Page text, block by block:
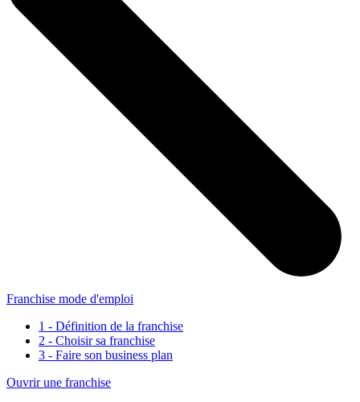
Franchise mode d'emploi
1 - Définition de la franchise
2 - Choisir sa franchise
3 - Faire son business plan
Ouvrir une franchise